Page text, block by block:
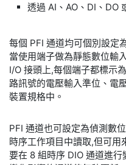
透過 AI、AO、DI、DO
每個 PFI 通道均可個別設定
當使用端子做為靜態數位輸
I/O 接頭上,每個端子都標示
路訊號的電壓輸入準位、電
裝置規格中。
PFI 通道也可設定為偵測數
時序工作項目中讀取,但可用
要在 8 組時序 DIO 通道進